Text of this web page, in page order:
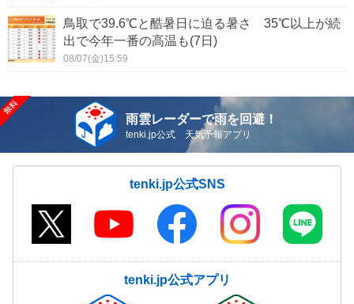
鳥取で39.6℃と酷暑日に迫る暑さ 35℃以上が続
出で今年一番の高温も(7日)
08/07(金)15:59
雨雲レーダーで雨を回避！
tenki.jp公式 天気予報アプリ
tenki.jp公式SNS
tenki.jp公式アプリ